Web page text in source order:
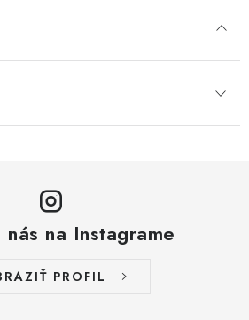
na Instagrame
PROFIL